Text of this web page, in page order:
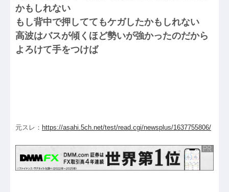
かもしれない
もし背中で押しててもケガしたかもしれない
高波はバスが傾くほど勢いが強かったのだから
よろけて手をつけば
元スレ： https://asahi.5ch.net/test/read.cgi/newsplus/1637755806/